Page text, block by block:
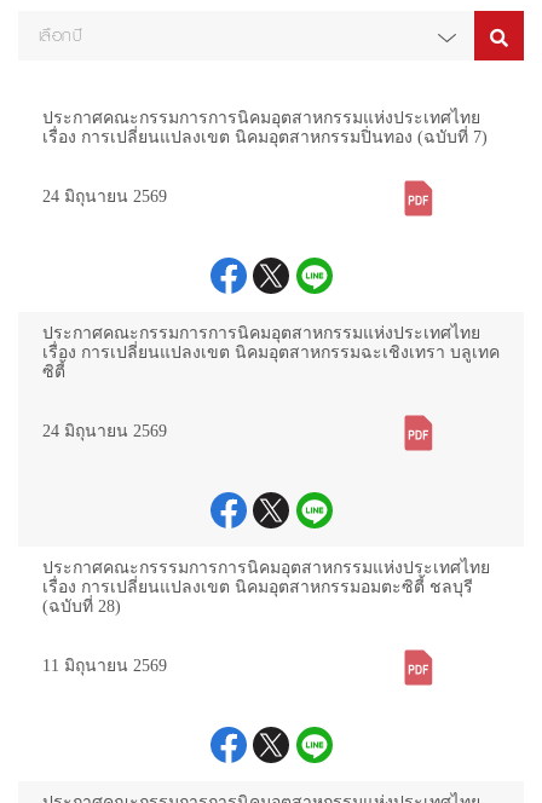
เลือกปี
ประกาศคณะกรรมการการนิคมอุตสาหกรรมแห่งประเทศไทย
เรื่อง การเปลี่ยนแปลงเขต นิคมอุตสาหกรรมปิ่นทอง (ฉบับที่ 7)
24 มิถุนายน 2569
ประกาศคณะกรรมการการนิคมอุตสาหกรรมแห่งประเทศไทย
เรื่อง การเปลี่ยนแปลงเขต นิคมอุตสาหกรรมฉะเชิงเทรา บลูเทค
ซิตี้
24 มิถุนายน 2569
ประกาศคณะกรรรมการการนิคมอุตสาหกรรมแห่งประเทศไทย
เรื่อง การเปลี่ยนแปลงเขต นิคมอุตสาหกรรมอมตะซิตี้ ชลบุรี
(ฉบับที่ 28)
11 มิถุนายน 2569